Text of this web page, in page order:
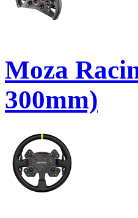
Moza
300mm)